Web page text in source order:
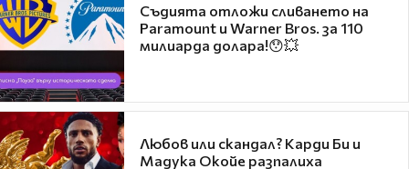
Съдията отложи сливането на
Paramount и Warner Bros. за 110
милиарда долара!😯💥
Любов или скандал? Карди Би и
Мадука Окойе разпалиха